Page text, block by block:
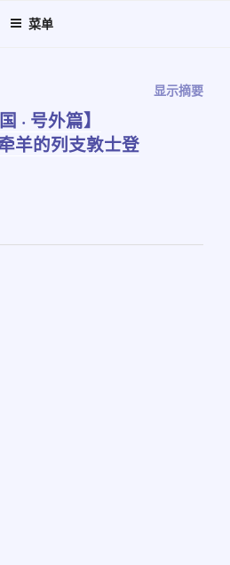
菜单
显示摘要
· 号外篇】
羊的列支敦士登